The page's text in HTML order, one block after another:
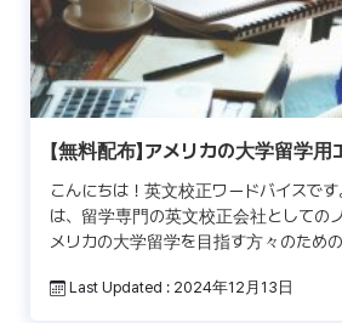
【無料配布】アメリカの大学留学
ドブック
こんにちは！英文校正ワードバイスで
は、留学専門の英文校正会社としての
メリカの大学留学を目指す方々のため
テ […]
Last Updated : 2024年12月13日